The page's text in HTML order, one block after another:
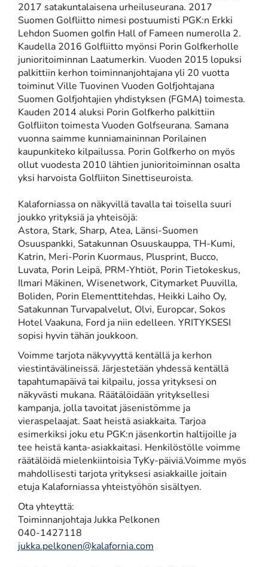
2017 satakuntalaisena urheiluseurana. 2017
Suomen Golfliitto nimesi postuumisti PGK:n Erkki
Lehdon Suomen golfin Hall of Fameen numerolla 2.
Kaudella 2016 Golfliitto myönsi Porin Golfkerholle
junioritoiminnan Laatumerkin. Vuoden 2015 lopuksi
palkittiin kerhon toiminnanjohtajana yli 20 vuotta
toiminut Ville Tuovinen Vuoden Golfjohtajana
Suomen Golfjohtajien yhdistyksen (FGMA) toimesta.
Kauden 2014 aluksi Porin Golfkerho palkittiin
Golfliiton toimesta Vuoden Golfseurana. Samana
vuonna saimme kunniamaininnan Porilainen
kaupunkiteko kilpailussa. Porin Golfkerho on myös
ollut vuodesta 2010 lähtien junioritoiminnan osalta
yksi harvoista Golfliiton Sinettiseuroista.
Kalaforniassa on näkyvillä tavalla tai toisella suuri
joukko yrityksiä ja yhteisöjä:
Astora, Stark, Sharp, Atea, Länsi-Suomen
Osuuspankki, Satakunnan Osuuskauppa, TH-Kumi,
Katrin, Meri-Porin Kuormaus, Plusprint, Bucco,
Luvata, Porin Leipä, PRM-Yhtiöt, Porin Tietokeskus,
Ilmari Mäkinen, Wisenetwork, Citymarket Puuvilla,
Boliden, Porin Elementtitehdas, Heikki Laiho Oy,
Satakunnan Turvapalvelut, Olvi, Europcar, Sokos
Hotel Vaakuna, Ford ja niin edelleen. YRITYKSESI
sopisi hyvin tähän joukkoon.
Voimme tarjota näkyvyyttä kentällä ja kerhon
viestintävälineissä. Järjestetään yhdessä kentällä
tapahtumapäivä tai kilpailu, jossa yrityksesi on
näkyvästi mukana. Räätälöidään yrityksellesi
kampanja, jolla tavoitat jäsenistömme ja
vieraspelaajat. Saat heistä asiakkaita. Tarjoa
esimerkiksi joku etu PGK:n jäsenkortin haltijoille ja
tee heistä kanta-asiakkaitasi. Henkilöstölle voimme
räätälöidä mielenkiintoisia TyKy-päiviä.Voimme myös
mahdollisesti tarjota yrityksesi asiakkaille joitain
etuja Kalaforniassa yhteistyöhön sisältyen.
Ota yhteyttä:
Toiminnanjohtaja Jukka Pelkonen
040-1427118
jukka.pelkonen@kalafornia.com